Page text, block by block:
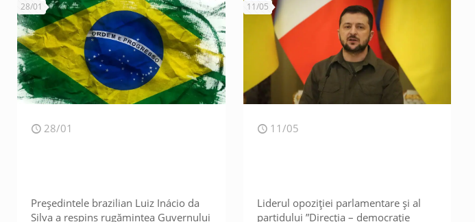
28/01
28/01
Președintele brazilian Luiz Inácio da
Silva a respins rugămintea Guvernului
11/05
11/05
Liderul opoziției parlamentare și al
partidului ”Direcția – democrație